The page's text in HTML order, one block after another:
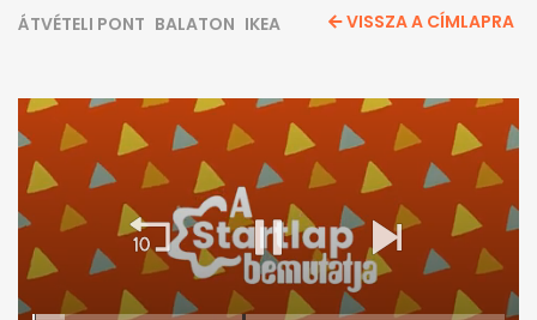
ÁTVÉTELI PONT BALATON IKEA VISSZA A CÍMLAPRA